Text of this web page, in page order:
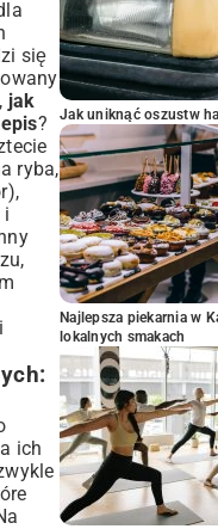
się
jak
?
ryba,
i
,
ich
Jak uniknąć oszustw
Najlepsza piekarnia w
lokalnych smakach